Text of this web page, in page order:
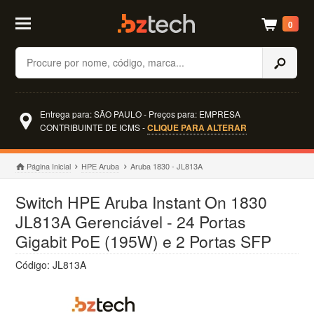
Buscar
0
Entrega para: SÃO PAULO - Preços para: EMPRESA
CONTRIBUINTE DE ICMS -CLIQUE PARA ALTERAR
Página Inicial HPE Aruba Aruba 1830 - JL813A
Switch HPE Aruba Instant On 1830
JL813A Gerenciável - 24 Portas
Gigabit PoE (195W) e 2 Portas SFP
Código: JL813A